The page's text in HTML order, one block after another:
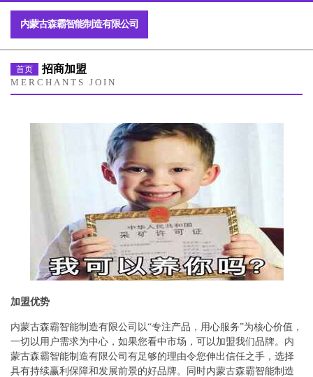
内蒙古森霸智能制造有限公司
首页 招商加盟
MERCHANTS JOIN
加盟优势
内蒙古森霸智能制造有限公司以“专注产品，用心服务”为核心价值，
一切以用户需求为中心，如果您看中市场，可以加盟我们品牌。内
蒙古森霸智能制造有限公司有足够的理由令您伸出信任之手，选择
具有持续赢利保障和发展前景的好品牌。同时内蒙古森霸智能制造